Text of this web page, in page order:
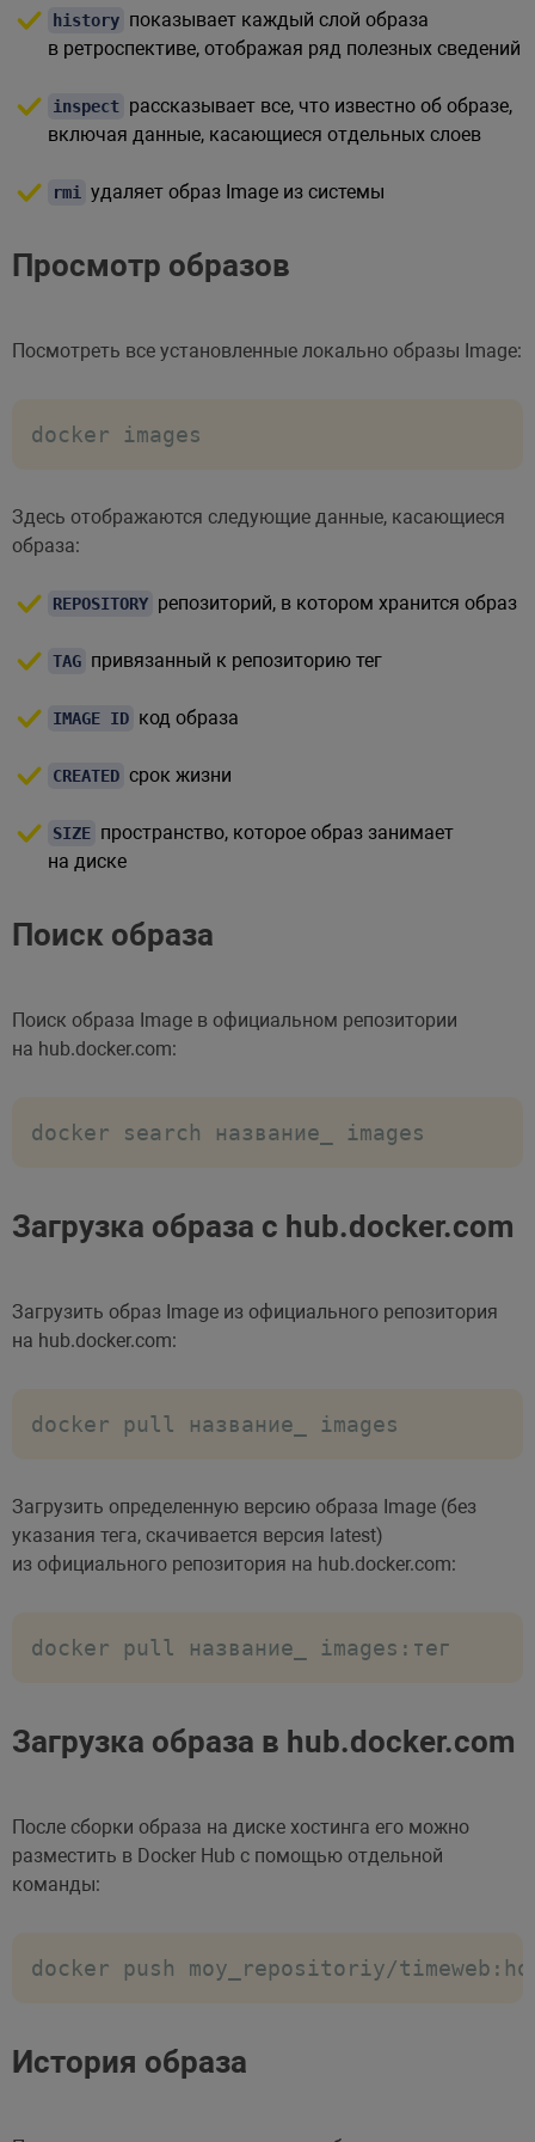
history показывает каждый слой образа
в ретроспективе, отображая ряд полезных сведений
inspect рассказывает все, что известно об образе,
включая данные, касающиеся отдельных слоев
rmi удаляет образ Image из системы
Просмотр образов
Посмотреть все установленные локально образы Image:
docker images
Здесь отображаются следующие данные, касающиеся
образа:
REPOSITORY репозиторий, в котором хранится образ
TAG привязанный к репозиторию тег
IMAGE ID код образа
CREATED срок жизни
SIZE пространство, которое образ занимает
на диске
Поиск образа
Поиск образа Image в официальном репозитории
на hub.docker.com:
docker search название_ images
Загрузка образа с hub.docker.com
Загрузить образ Image из официального репозитория
на hub.docker.com:
docker pull название_ images
Загрузить определенную версию образа Image (без
указания тега, скачивается версия latest)
из официального репозитория на hub.docker.com:
docker pull название_ images:тег
Загрузка образа в hub.docker.com
После сборки образа на диске хостинга его можно
разместить в Docker Hub с помощью отдельной
команды:
docker push moy_repositoriy/
История образа